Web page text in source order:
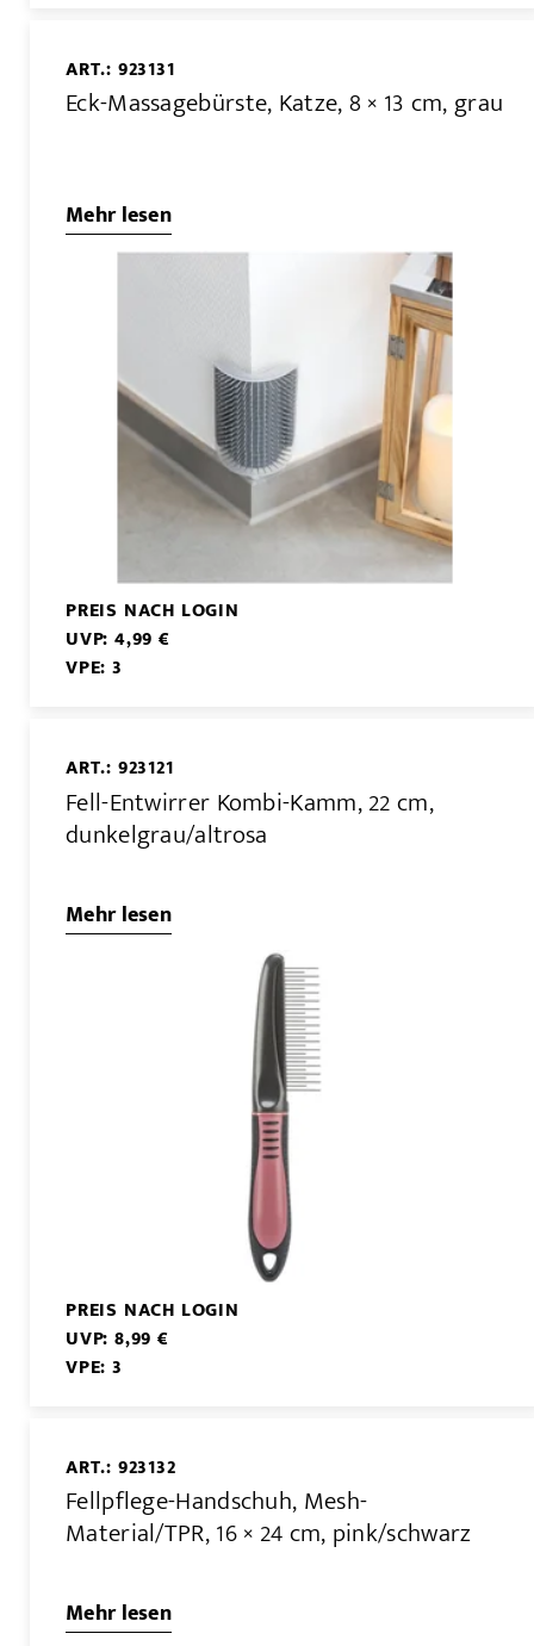
ART.: 923131
Eck-Massagebürste, Katze, 8 × 13 cm, grau
Mehr lesen
PREIS NACH LOGIN
UVP: 4,99 €
VPE: 3
ART.: 923121
Fell-Entwirrer Kombi-Kamm, 22 cm,
dunkelgrau/altrosa
Mehr lesen
PREIS NACH LOGIN
UVP: 8,99 €
VPE: 3
ART.: 923132
Fellpflege-Handschuh, Mesh-
Material/TPR, 16 × 24 cm, pink/schwarz
Mehr lesen